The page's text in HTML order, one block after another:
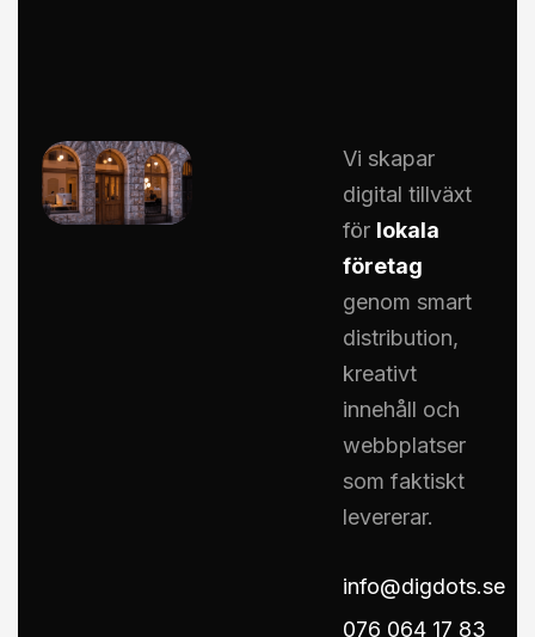
Vi skapar
digital tillväxt
för lokala
företag
genom smart
distribution,
kreativt
innehåll och
webbplatser
som faktiskt
levererar.
info@digdots.se
076 064 17 83